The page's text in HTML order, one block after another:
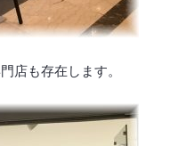
店も存在します。